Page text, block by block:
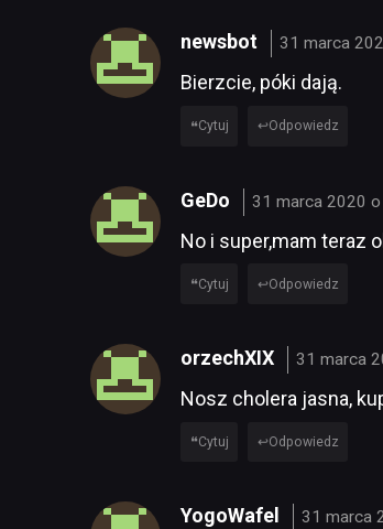
newsbot 31 marca
Bierzcie, póki dają.
Cytuj Odpowiedz
GeDo 31 marca 2020
No i super,mam teraz
Cytuj Odpowiedz
orzechXIX 31 marca
Nosz cholera jasna,
Cytuj Odpowiedz
YogoWafel 31 marca